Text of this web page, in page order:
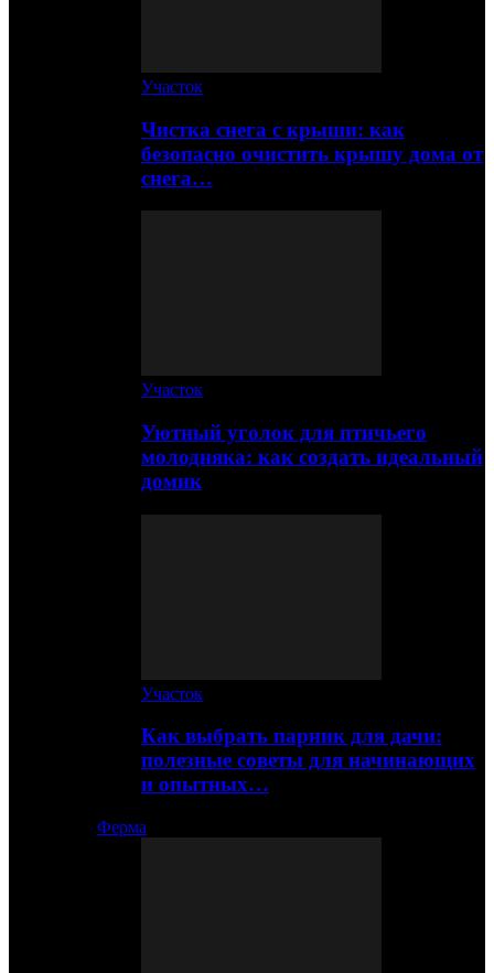
Участок
Чистка снега с крыши: как
безопасно очистить крышу дома от
снега…
Участок
Уютный уголок для птичьего
молодняка: как создать идеальный
домик
Участок
Как выбрать парник для дачи:
полезные советы для начинающих
и опытных…
Ферма